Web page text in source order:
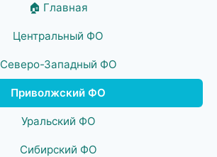
🏠 Главная
Центральный ФО
Северо-Западный ФО
Приволжский ФО
Уральский ФО
Сибирский ФО